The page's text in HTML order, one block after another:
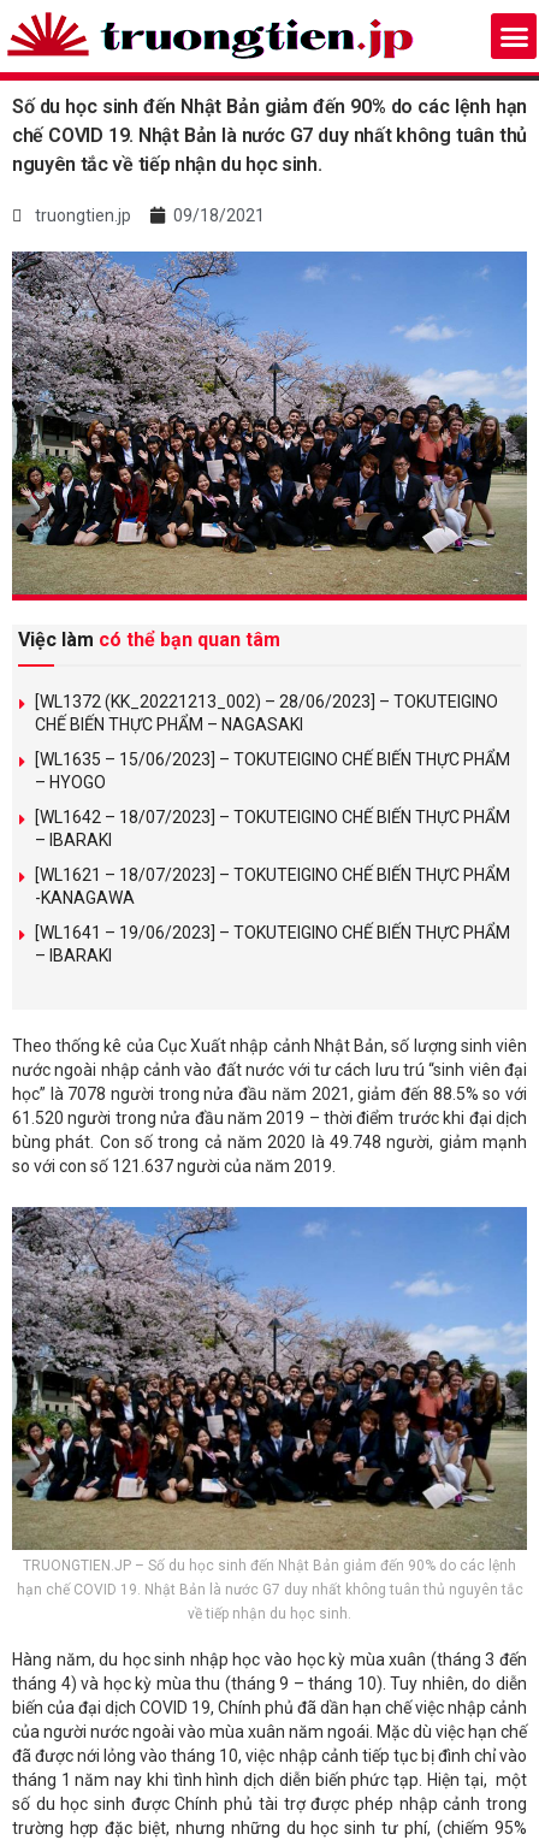
Số du học sinh đến Nhật Bản giảm đến 90% do các lệnh hạn
chế COVID 19. Nhật Bản là nước G7 duy nhất không tuân thủ
nguyên tắc về tiếp nhận du học sinh.
truongtien.jp 09/18/2021
Việc làm có thể bạn quan tâm
[WL1372 (KK_20221213_002) – 28/06/2023] – TOKUTEIGINO
CHẾ BIẾN THỰC PHẨM – NAGASAKI
[WL1635 – 15/06/2023] – TOKUTEIGINO CHẾ BIẾN THỰC PHẨM
– HYOGO
[WL1642 – 18/07/2023] – TOKUTEIGINO CHẾ BIẾN THỰC PHẨM
– IBARAKI
[WL1621 – 18/07/2023] – TOKUTEIGINO CHẾ BIẾN THỰC PHẨM
-KANAGAWA
[WL1641 – 19/06/2023] – TOKUTEIGINO CHẾ BIẾN THỰC PHẨM
– IBARAKI
Theo thống kê của Cục Xuất nhập cảnh Nhật Bản, số lượng sinh viên
nước ngoài nhập cảnh vào đất nước với tư cách lưu trú “sinh viên đại
học” là 7078 người trong nửa đầu năm 2021, giảm đến 88.5% so với
61.520 người trong nửa đầu năm 2019 – thời điểm trước khi đại dịch
bùng phát. Con số trong cả năm 2020 là 49.748 người, giảm mạnh
so với con số 121.637 người của năm 2019.
TRUONGTIEN.JP – Số du học sinh đến Nhật Bản giảm đến 90% do các lệnh
hạn chế COVID 19. Nhật Bản là nước G7 duy nhất không tuân thủ nguyên tắc
về tiếp nhận du học sinh.
Hàng năm, du học sinh nhập học vào học kỳ mùa xuân (tháng 3 đến
tháng 4) và học kỳ mùa thu (tháng 9 – tháng 10). Tuy nhiên, do diễn
biến của đại dịch COVID 19, Chính phủ đã dần hạn chế việc nhập cảnh
của người nước ngoài vào mùa xuân năm ngoái. Mặc dù việc hạn chế
đã được nới lỏng vào tháng 10, việc nhập cảnh tiếp tục bị đình chỉ vào
tháng 1 năm nay khi tình hình dịch diễn biến phức tạp. Hiện tại, một
số du học sinh được Chính phủ tài trợ được phép nhập cảnh trong
trường hợp đặc biệt, nhưng những du học sinh tư phí, (chiếm 95%